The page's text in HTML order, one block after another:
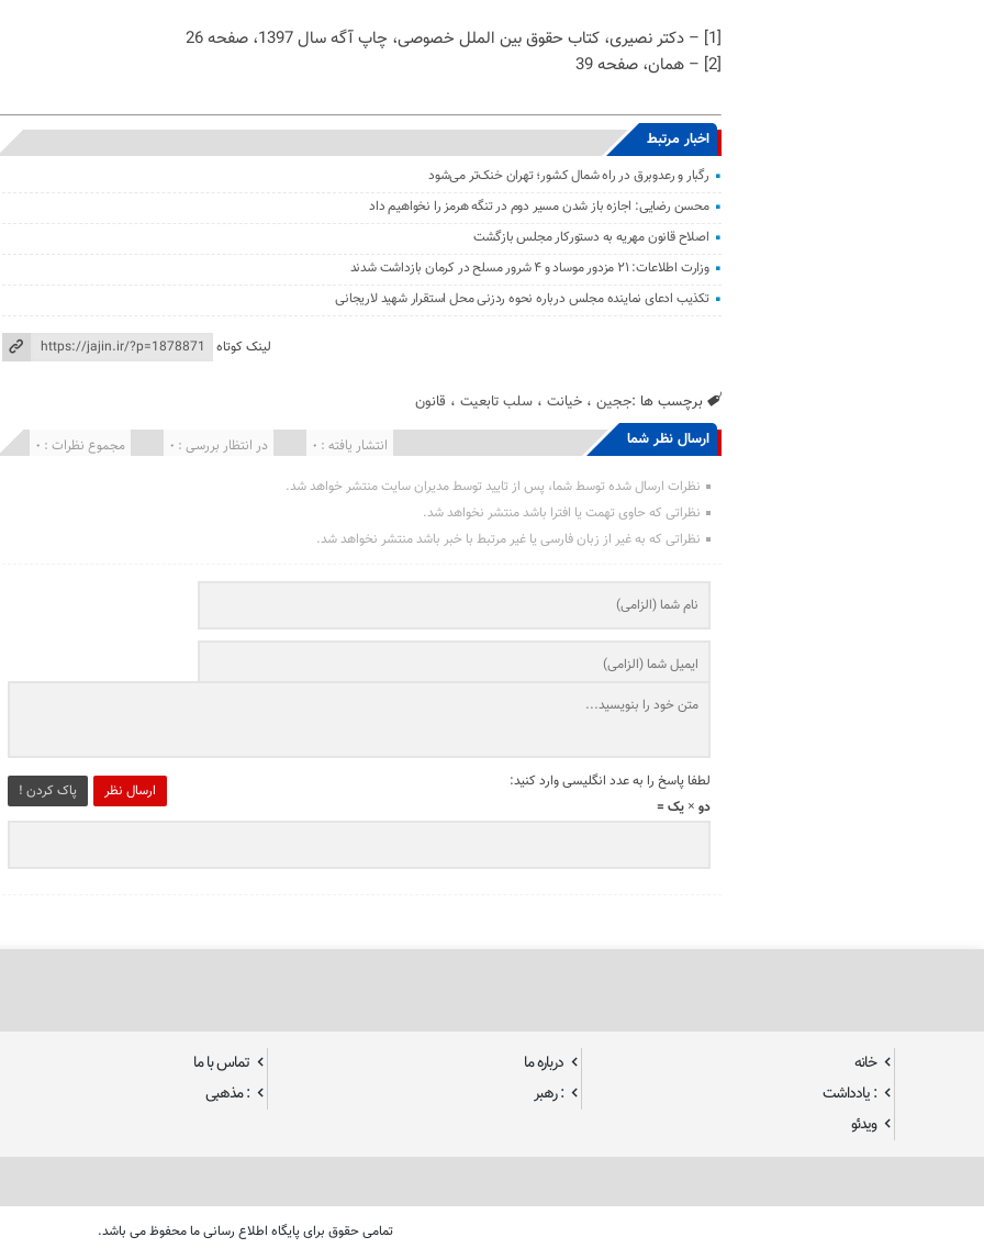
[1] – دکتر نصیری، کتاب حقوق بین الملل خصوصی، چاپ آگه سال 1397، صفحه 26
[2] – همان، صفحه 39
اخبار مرتبط
رگبار و رعدوبرق در راه شمال کشور؛ تهران خنک‌تر می‌شود
محسن رضایی: اجازه باز شدن مسیر دوم در تنگه هرمز را نخواهیم داد
اصلاح قانون مهریه به دستورکار مجلس بازگشت
وزارت اطلاعات: ۲۱ مزدور موساد و ۴ شرور مسلح در کرمان بازداشت شدند
تکذیب ادعای نماینده مجلس درباره نحوه ردزنی محل استقرار شهید لاریجانی
لینک کوتاه
برچسب ها :ججین ،خیانت ،سلب تابعیت ، قانون
ارسال نظر شما مجموع نظرات : 0 در انتظار بررسی : 0 انتشار یافته : 0
نظرات ارسال شده توسط شما، پس از تایید توسط مدیران سایت منتشر خواهد شد.
نظراتی که حاوی تهمت یا افترا باشد منتشر نخواهد شد.
نظراتی که به غیر از زبان فارسی یا غیر مرتبط با خبر باشد منتشر نخواهد شد.
ارسال نظر پاک کردن !
لطفا پاسخ را به عدد انگلیسی وارد کنید:
دو × یک =
خانه درباره ما
تماس با ما
: یادداشت
: رهبر
: مذهبی
ویدئو
تمامی حقوق برای پایگاه اطلاع رسانی ما محفوظ می باشد.